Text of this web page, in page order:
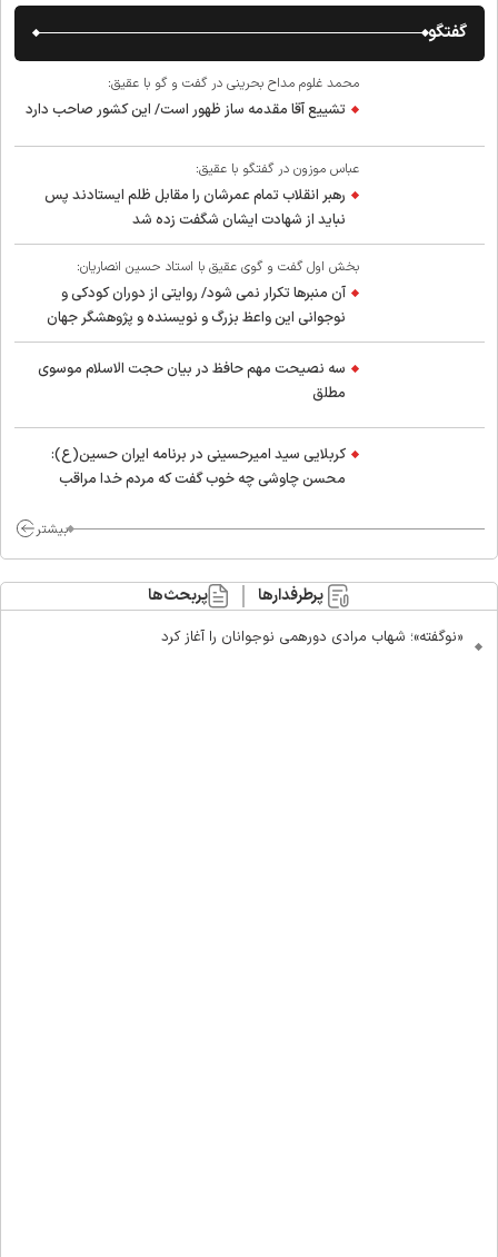
گفتگو
محمد غلوم مداح بحرینی در گفت و گو با عقیق:
تشییع آقا مقدمه ساز ظهور است/ این کشور صاحب دارد
عباس موزون در گفتگو با عقیق:
رهبر انقلاب تمام عمرشان را مقابل ظلم ایستادند پس
نباید از شهادت ایشان شگفت زده شد
بخش اول گفت و گوی عقیق با استاد حسین انصاریان:
آن منبرها تکرار نمی شود/ روایتی از دوران کودکی و
نوجوانی این واعظ بزرگ و نویسنده و پژوهشگر جهان
اسلام
سه نصیحت مهم حافظ در بیان حجت الاسلام موسوی
مطلق
کربلایی سید امیر‌حسینی در برنامه ایران حسین(ع):
محسن چاوشی چه خوب گفت که مردم خدا مراقب
بیشتر
پرطرفدارها پربحث‌ها
«نوگفته»؛ شهاب مرادی دورهمی نوجوانان را آغاز کرد